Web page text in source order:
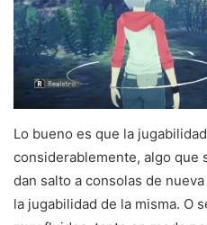
Lo bueno es que la
considerablemente, algo que
dan salto a consolas de
la jugabilidad de la misma. O